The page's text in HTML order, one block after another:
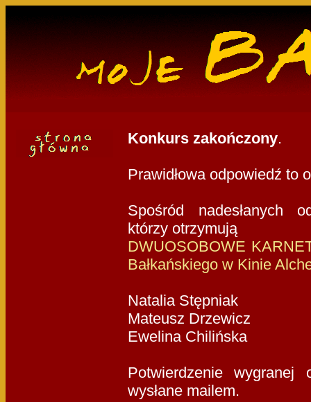
Konkurs zakończony.
Prawidłowa odpowiedź to
Spośród nadesłanych
którzy otrzymują
DWUOSOBOWE
Bałkańskiego w Kinie
Natalia Stępniak
Mateusz Drzewicz
Ewelina Chilińska
Potwierdzenie wygranej
wysłane mailem.